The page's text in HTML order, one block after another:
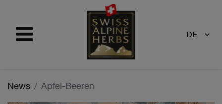
DE
News Apfel-Beeren